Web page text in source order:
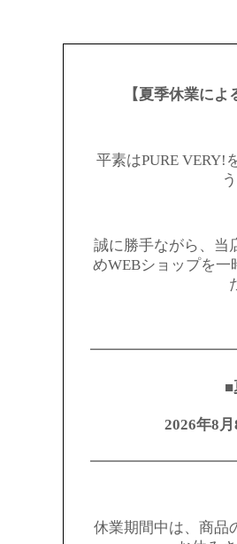
【夏季休業に
平素はPURE VERY!
誠に勝手ながら、当
めWEBショップを
■
2026年8
休業期間中は、商品